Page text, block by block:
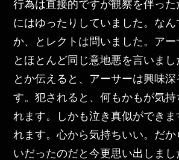
行為は直接的ですが観察を伴った
にはゆったりしていました。な
か、とレクトは問いました。ア
とほとんど同じ意地悪を言いま
とか伝えると、アーサーは興味深
す。犯されると、何もかもが気持
れます。しかも泣き真似ができま
れます。心から気持ちいい。だ
いだったのだと今更思い出しま